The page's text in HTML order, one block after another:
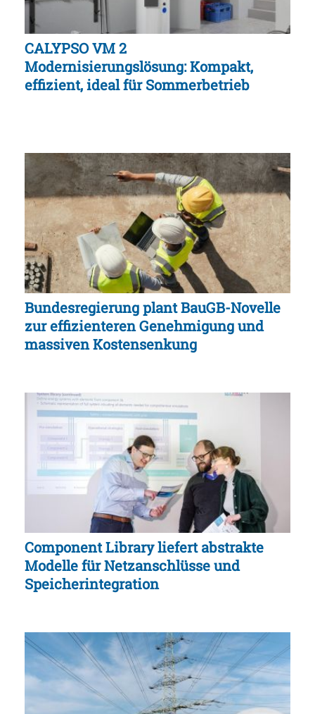
CALYPSO VM 2
Modernisierungslösung: Kompakt,
effizient, ideal für Sommerbetrieb
Bundesregierung plant BauGB-Novelle
zur effizienteren Genehmigung und
massiven Kostensenkung
Component Library liefert abstrakte
Modelle für Netzanschlüsse und
Speicherintegration